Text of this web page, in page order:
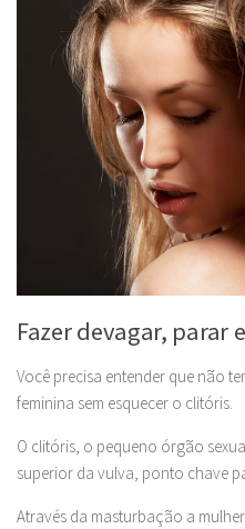
Fazer devagar, parar
Você precisa entender que não
feminina sem esquecer o clitóris.
O clitóris, o pequeno órgão
superior da vulva, ponto chave
Através da masturbação a